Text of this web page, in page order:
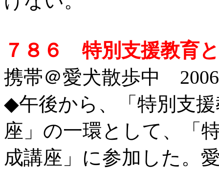
７８６ 特別支援教育
携帯＠愛犬散歩中
◆午後から、「特別支
座」の一環として、「
成講座」に参加した。